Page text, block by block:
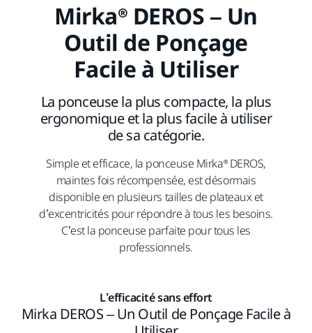
Mirka® DEROS – Un
Outil de Ponçage
Facile à Utiliser
La ponceuse la plus compacte, la plus
ergonomique et la plus facile à utiliser
de sa catégorie.
Simple et efficace, la ponceuse Mirka® DEROS,
maintes fois récompensée, est désormais
disponible en plusieurs tailles de plateaux et
d’excentricités pour répondre à tous les besoins.
C’est la ponceuse parfaite pour tous les
professionnels.
L’efficacité sans effort
Mirka DEROS – Un Outil de Ponçage Facile à